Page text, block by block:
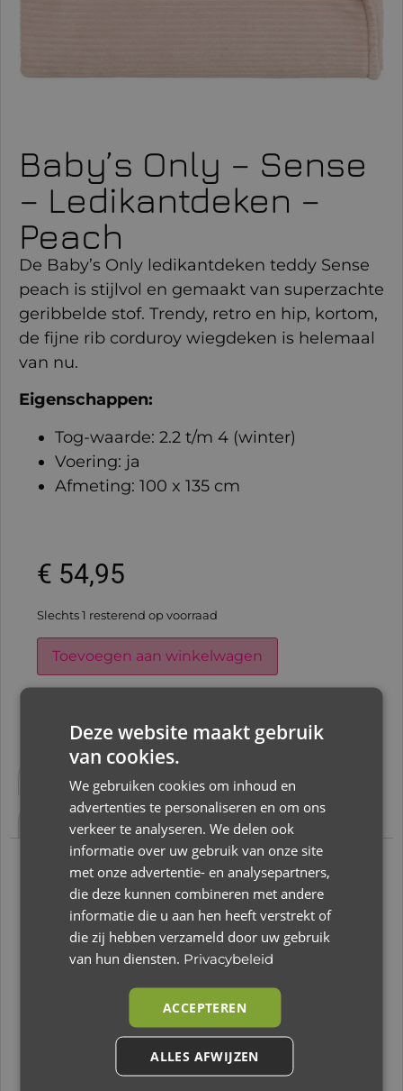
Baby’s Only – Sense
– Ledikantdeken –
Peach
De Baby’s Only ledikantdeken teddy Sense
peach is stijlvol en gemaakt van superzachte
geribbelde stof. Trendy, retro en hip, kortom,
de fijne rib corduroy wiegdeken is helemaal
van nu.
Eigenschappen:
Tog-waarde: 2.2 t/m 4 (winter)
Voering: ja
Afmeting: 100 x 135 cm
€ 54,95
Slechts 1 resterend op voorraad
Toevoegen aan winkelwagen
Beschrijving
Aanvullende informatie
Beoordelingen (0)
Beschrijving
Baby’s Only – Sense – Ledikantdeken – Peach
De Baby’s Only ledikantdeken teddy Sense
peach is stijlvol en gemaakt van superzachte
geribbelde stof. Trendy, retro en hip, kortom, de
fijne rib corduroy wiegdeken is helemaal van nu.
De klassiek rib corduroy is opnieuw uitgevonden
Deze website maakt gebruik
van cookies.
We gebruiken cookies om inhoud en
advertenties te personaliseren en om ons
verkeer te analyseren. We delen ook
informatie over uw gebruik van onze site
met onze advertentie- en analysepartners,
die deze kunnen combineren met andere
informatie die u aan hen heeft verstrekt of
die zij hebben verzameld door uw gebruik
van hun diensten. Privacybeleid
ACCEPTEREN
ALLES AFWIJZEN